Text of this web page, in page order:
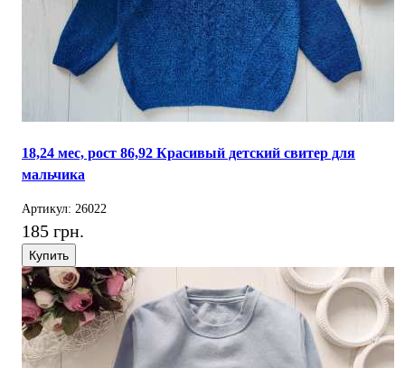
18,24 мес, рост 86,92 Красивый детский свитер для
мальчика
Артикул: 26022
185 грн.
Купить